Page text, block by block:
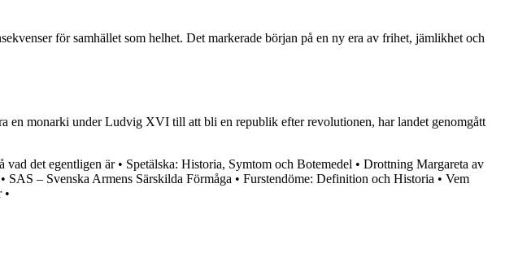
för samhället som helhet. Det markerade början på en ny era av frihet, jämlikhet och
en monarki under Ludvig XVI till att bli en republik efter revolutionen, har landet genomgått
vad det egentligen är• Spetälska: Historia, Symtom och Botemedel • Drottning Margareta av
• SAS – Svenska Armens Särskilda Förmåga • Furstendöme: Definition och Historia • Vem
•